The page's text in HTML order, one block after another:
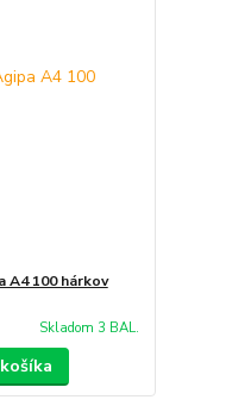
A4 100 hárkov
Skladom 3 BAL.